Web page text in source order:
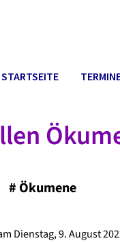
STARTSEITE
# Ökumene
Dienstag, 9. August